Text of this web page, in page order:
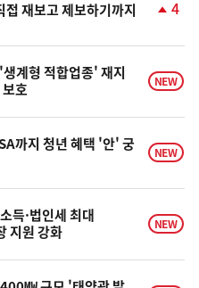
재보고 제보하기까지
상
승
4
계형 적합업종' 재지
호
NEW
까지 청년 혜택 '안' 궁
NEW
득·법인세 최대
지원 강화
NEW